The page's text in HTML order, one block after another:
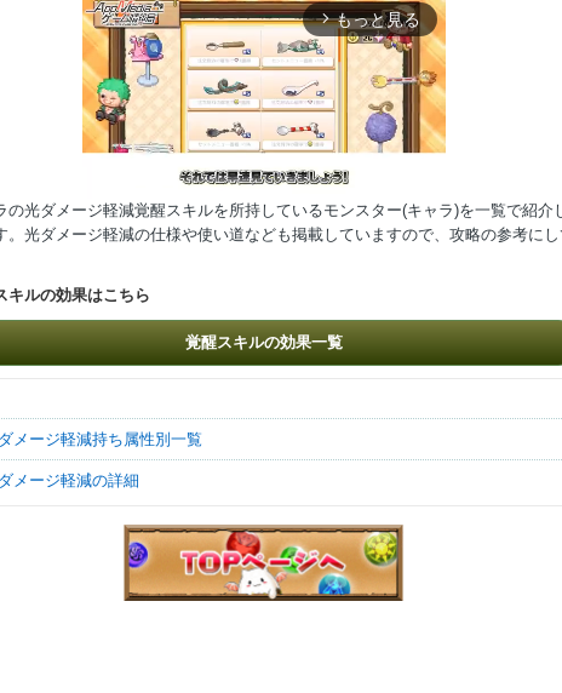
arrow_forward_ios もっと見る
の光ダメージ軽減覚醒スキルを所持しているモンスター(キャラ)を一覧で紹介
。光ダメージ軽減の仕様や使い道なども掲載していますので、攻略の参考にし
キルの効果はこちら
覚醒スキルの効果一覧
ダメージ軽減持ち属性別一覧
ダメージ軽減の詳細